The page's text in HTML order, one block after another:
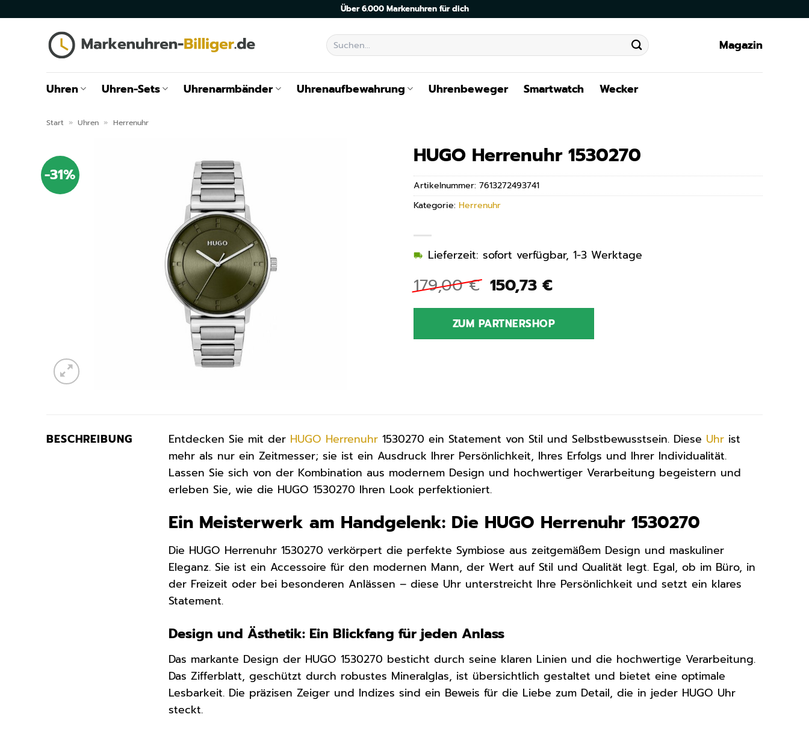
Über 6.000 Markenuhren für dich
Suchen
nach:
Magazin
Uhren Uhren-Sets Uhrenarmbänder Uhrenaufbewahrung Uhrenbeweger Smartwatch Wecker
Start » Uhren » Herrenuhr
-31%
HUGO Herrenuhr 1530270
179,00€ Ursprünglicher
Preis
war:
179,00 €
150,73 €Aktueller
ist:
150,73 €.
Lieferzeit: sofort verfügbar, 1-3 Werktage
ZUM PARTNERSHOP
Artikelnummer: 7613272493741
Kategorie: Herrenuhr
BESCHREIBUNG Entdecken Sie mit der HUGO Herrenuhr 1530270 ein Statement von Stil und Selbstbewusstsein. Diese Uhr ist
mehr als nur ein Zeitmesser; sie ist ein Ausdruck Ihrer Persönlichkeit, Ihres Erfolgs und Ihrer Individualität.
Lassen Sie sich von der Kombination aus modernem Design und hochwertiger Verarbeitung begeistern und
erleben Sie, wie die HUGO 1530270 Ihren Look perfektioniert.
Ein Meisterwerk am Handgelenk: Die HUGO Herrenuhr 1530270
Die HUGO Herrenuhr 1530270 verkörpert die perfekte Symbiose aus zeitgemäßem Design und maskuliner
Eleganz. Sie ist ein Accessoire für den modernen Mann, der Wert auf Stil und Qualität legt. Egal, ob im Büro, in
der Freizeit oder bei besonderen Anlässen – diese Uhr unterstreicht Ihre Persönlichkeit und setzt ein klares
Statement.
Design und Ästhetik: Ein Blickfang für jeden Anlass
Das markante Design der HUGO 1530270 besticht durch seine klaren Linien und die hochwertige Verarbeitung.
Das Zifferblatt, geschützt durch robustes Mineralglas, ist übersichtlich gestaltet und bietet eine optimale
Lesbarkeit. Die präzisen Zeiger und Indizes sind ein Beweis für die Liebe zum Detail, die in jeder HUGO Uhr
steckt.